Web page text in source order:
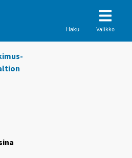
Haku Valikko